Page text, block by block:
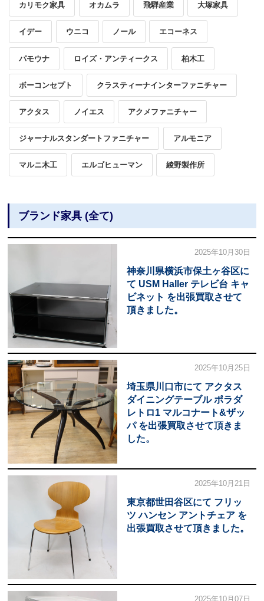
カリモク家具 オカムラ 飛騨産業 大塚家具
イデー ウニコ ノール エコーネス
パモウナ ロイズ・アンティークス 柏木工
ボーコンセプト クラスティーナインターファニチャー
アクタス ノイエス アクメファニチャー
ジャーナルスタンダートファニチャー アルモニア
マルニ木工 エルゴヒューマン 綾野製作所
ブランド家具 (全て)
2025年10月30日
神奈川県横浜市保土ヶ谷区に
て USM Haller テレビ台 キャ
ビネット を出張買取させて
頂きました。
2025年10月25日
埼玉県川口市にて アクタス
ダイニングテーブル ポラダ
レトロ1 マルコナート&ザッ
パ を出張買取させて頂きま
した。
2025年10月21日
東京都世田谷区にて フリッ
ツ ハンセン アントチェア を
出張買取させて頂きました。
2025年10月07日